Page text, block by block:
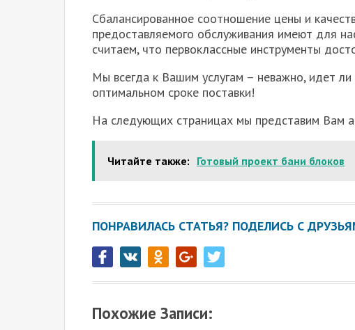
Сбалансированное соотношение цены и
предоставляемого обслуживания имеют для
считаем, что первоклассные инструменты
Мы всегда к Вашим услугам – неважно, идет
оптимальном сроке поставки!
На следующих страницах мы представим Вам
Читайте также: Готовый проект бани блоков
ПОНРАВИЛАСЬ СТАТЬЯ? ПОДЕЛИСЬ С
Похожие Записи: